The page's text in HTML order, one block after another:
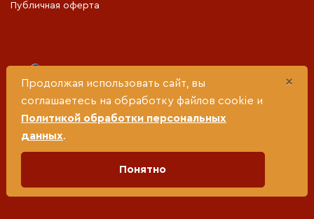
×
Продолжая использовать сайт, вы
соглашаетесь на обработку файлов cookie и
Политикой обработки персональных
данных.
Понятно
Публичная оферта
Министерства социальной политики Свердловской
области
© 2024 год «Социальный кластер». Все права защищены. При
использовании материалов прямая гиперссылка обязательна